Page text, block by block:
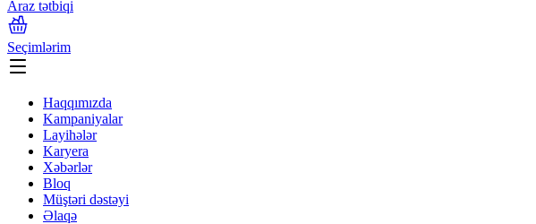
Araz tətbiqi
Seçimlərim
Haqqımızda
Kampaniyalar
Layihələr
Karyera
Xəbərlər
Bloq
Müştəri dəstəyi
Əlaqə